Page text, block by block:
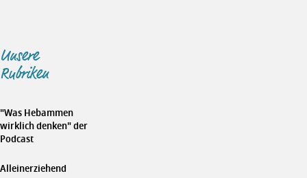
Unsere
Rubriken
"Was Hebammen
wirklich denken" der
Podcast
Alleinerziehend